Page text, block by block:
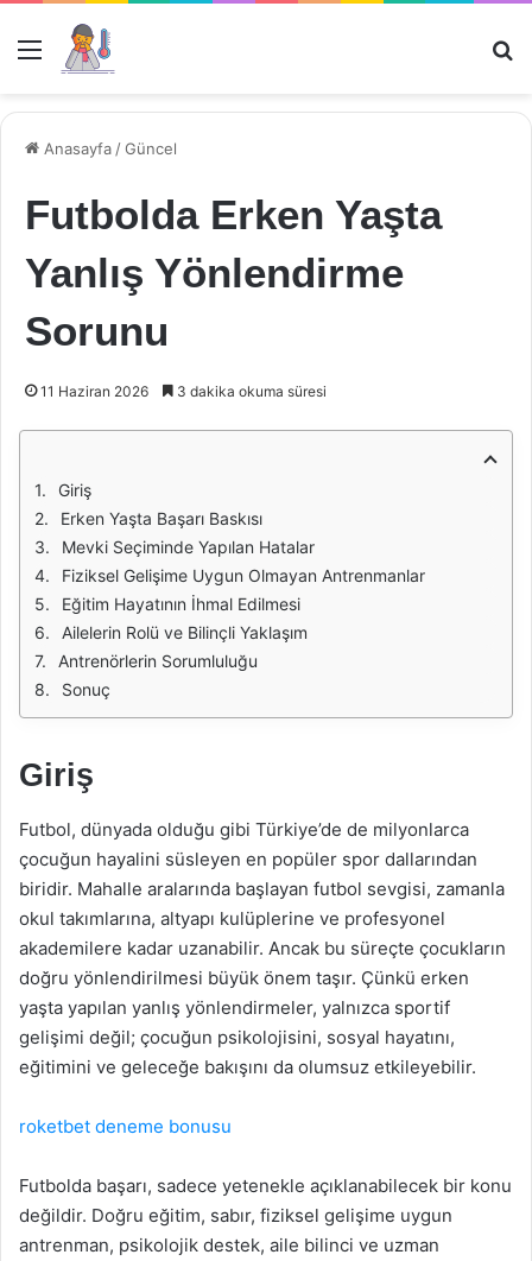
Menü
Anasayfa /Güncel
Futbolda Erken Yaşta
Yanlış Yönlendirme
Sorunu
11 Haziran 2026 3 dakika okuma süresi
Giriş
Erken Yaşta Başarı Baskısı
Mevki Seçiminde Yapılan Hatalar
Fiziksel Gelişime Uygun Olmayan Antrenmanlar
Eğitim Hayatının İhmal Edilmesi
Ailelerin Rolü ve Bilinçli Yaklaşım
Antrenörlerin Sorumluluğu
Sonuç
Giriş
Futbol, dünyada olduğu gibi Türkiye’de de milyonlarca
çocuğun hayalini süsleyen en popüler spor dallarından
biridir. Mahalle aralarında başlayan futbol sevgisi, zamanla
okul takımlarına, altyapı kulüplerine ve profesyonel
akademilere kadar uzanabilir. Ancak bu süreçte çocukların
doğru yönlendirilmesi büyük önem taşır. Çünkü erken
yaşta yapılan yanlış yönlendirmeler, yalnızca sportif
gelişimi değil; çocuğun psikolojisini, sosyal hayatını,
eğitimini ve geleceğe bakışını da olumsuz etkileyebilir.
roketbet deneme bonusu
Futbolda başarı, sadece yetenekle açıklanabilecek bir konu
değildir. Doğru eğitim, sabır, fiziksel gelişime uygun
antrenman, psikolojik destek, aile bilinci ve uzman